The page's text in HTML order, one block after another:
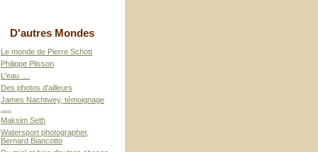
D'autres Mondes
Le monde de Pierre Schott
Philippe Plisson
L'eau ....
Des photos d'ailleurs
James Nachtwey, témoignage
Maksim Seth
Watersport photographer,
Bernard Biancotto